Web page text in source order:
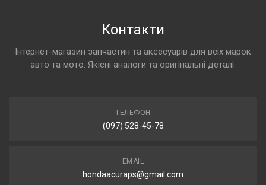
Контакти
Інтернет-магазин запчастин та аксесуарів для всіх марок
авто та мото. Якісні аналоги та оригінальні деталі.
ТЕЛЕФОН
(097) 528-45-78
EMAIL
hondaacuraps@gmail.com